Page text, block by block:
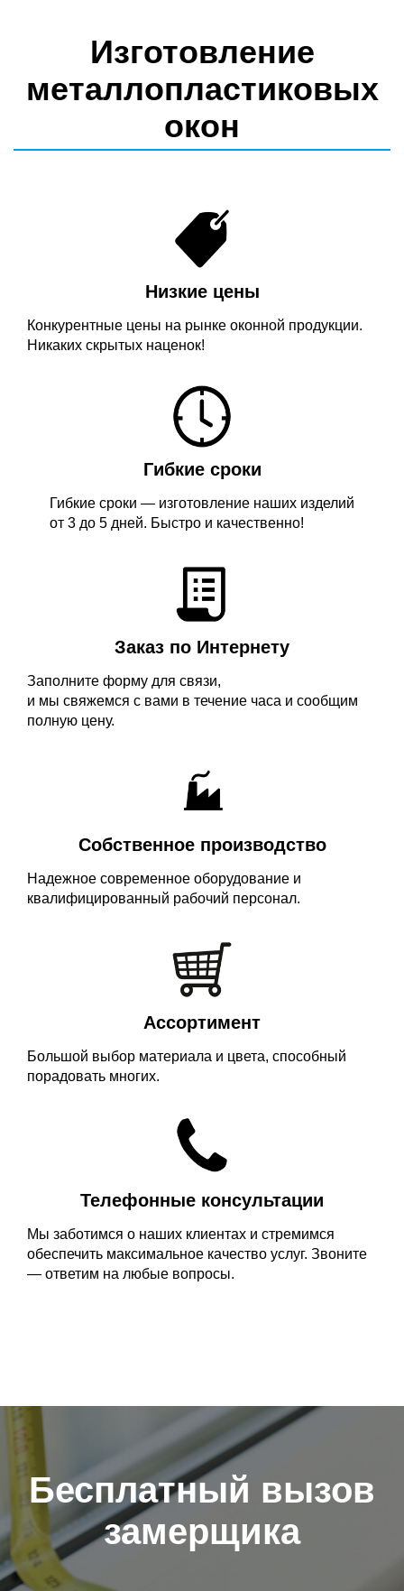
Изготовление
металлопластиковых
окон
Низкие цены
Конкурентные цены на рынке оконной продукции.
Никаких скрытых наценок!
Гибкие сроки
Гибкие сроки — изготовление наших изделий
от 3 до 5 дней. Быстро и качественно!
Заказ по Интернету
Заполните форму для связи,
и мы свяжемся с вами в течение часа и сообщим
полную цену.​
Собственное производство
Надежное современное оборудование и
квалифицированный рабочий персонал.
Ассортимент
Большой выбор материала и цвета, способный
порадовать многих.
Телефонные консультации
Мы заботимся о наших клиентах и стремимся
обеспечить максимальное качество услуг. Звоните
— ответим на любые вопросы.​
Бесплатный вызов
замерщика